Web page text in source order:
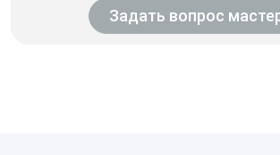
Задать вопрос